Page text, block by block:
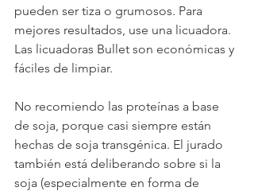
pueden ser tiza o grumosos. Para
mejores resultados, use una licuadora.
Las licuadoras Bullet son económicas y
fáciles de limpiar.
No recomiendo las proteínas a base
de soja, porque casi siempre están
hechas de soja transgénica. El jurado
también está deliberando sobre si la
soja (especialmente en forma de